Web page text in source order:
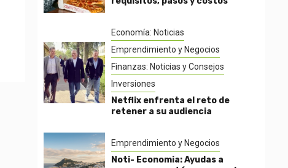
Economía: Noticias
Emprendimiento y Negocios
Finanzas: Noticias y Consejos
Inversiones
Netflix enfrenta el reto de
retener a su audiencia
Emprendimiento y Negocios
Noti- Economia: Ayudas a